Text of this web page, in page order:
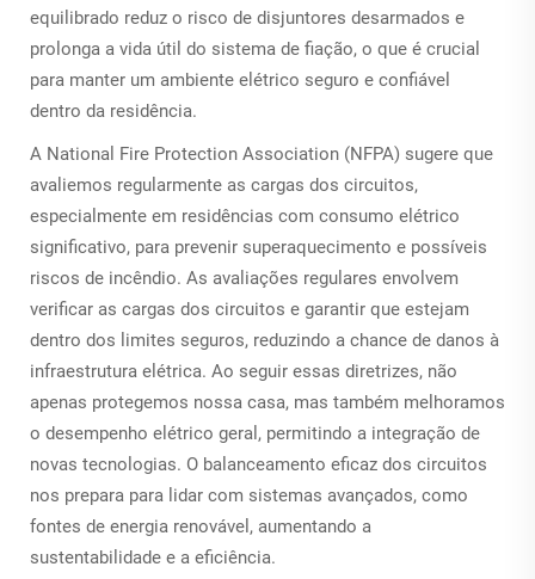
equilibrado reduz o risco de disjuntores desarmados e
prolonga a vida útil do sistema de fiação, o que é crucial
para manter um ambiente elétrico seguro e confiável
dentro da residência.
A National Fire Protection Association (NFPA) sugere que
avaliemos regularmente as cargas dos circuitos,
especialmente em residências com consumo elétrico
significativo, para prevenir superaquecimento e possíveis
riscos de incêndio. As avaliações regulares envolvem
verificar as cargas dos circuitos e garantir que estejam
dentro dos limites seguros, reduzindo a chance de danos à
infraestrutura elétrica. Ao seguir essas diretrizes, não
apenas protegemos nossa casa, mas também melhoramos
o desempenho elétrico geral, permitindo a integração de
novas tecnologias. O balanceamento eficaz dos circuitos
nos prepara para lidar com sistemas avançados, como
fontes de energia renovável, aumentando a
sustentabilidade e a eficiência.